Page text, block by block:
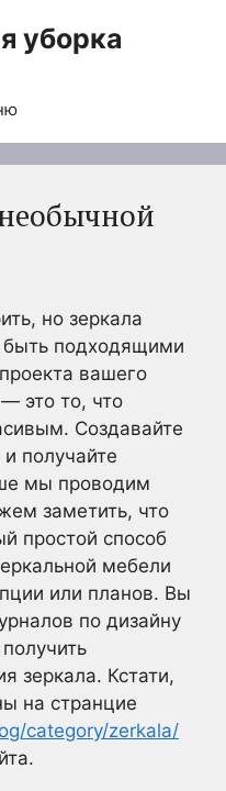
уборка
но зеркала
подходящими
вашего
это то, что
Создавайте
получайте
мы проводим
заметить, что
простой способ
мебели
или планов. Вы
по дизайну
зеркала. Кстати,
на странцие
category/zerkala/